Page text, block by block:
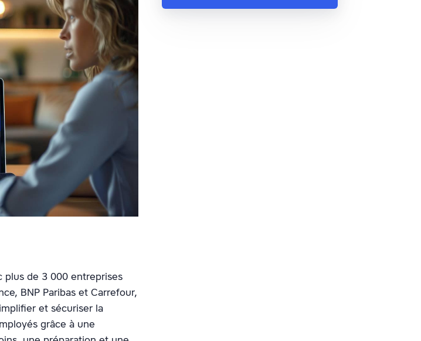
plus de 3 000 entreprises
BNP Paribas et Carrefour,
et sécuriser la
grâce à une